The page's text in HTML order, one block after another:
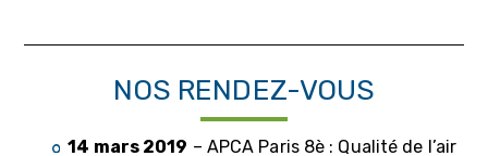
NOS RENDEZ-VOUS
14 mars 2019 – APCA Paris 8è : Qualité de l’air